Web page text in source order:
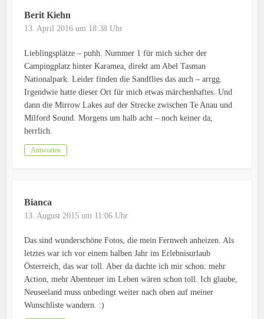
Berit Kiehn
13. April 2016 um 18:38 Uhr
Lieblingsplätze – puhh. Nummer 1 für mich sicher der
Campingplatz hinter Karamea, direkt am Abel Tasman
Nationalpark. Leider finden die Sandflies das auch – arrgg.
Irgendwie hatte dieser Ort für mich etwas märchenhaftes. Und
dann die Mirrow Lakes auf der Strecke zwischen Te Anau und
Milford Sound. Morgens um halb acht – noch keiner da,
herrlich.
Antworten
Bianca
13. August 2015 um 11:06 Uhr
Das sind wunderschöne Fotos, die mein Fernweh anheizen. Als
letztes war ich vor einem halben Jahr im Erlebnisurlaub
Österreich, das war toll. Aber da dachte ich mir schon: mehr
Action, mehr Abenteuer im Leben wären schon toll. Ich glaube,
Neuseeland muss unbedingt weiter nach oben auf meiner
Wunschliste wandern. :)